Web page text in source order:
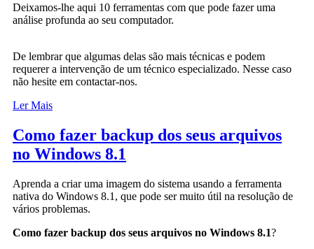
Deixamos-lhe aqui 10 ferramentas com que pode fazer uma
análise profunda ao seu computador.
De lembrar que algumas delas são mais técnicas e podem
requerer a intervenção de um técnico especializado. Nesse caso
não hesite em contactar-nos.
Ler Mais
Como fazer backup dos seus arquivos
no Windows 8.1
Aprenda a criar uma imagem do sistema usando a ferramenta
nativa do Windows 8.1, que pode ser muito útil na resolução de
vários problemas.
Como fazer backup dos seus arquivos no Windows 8.1?